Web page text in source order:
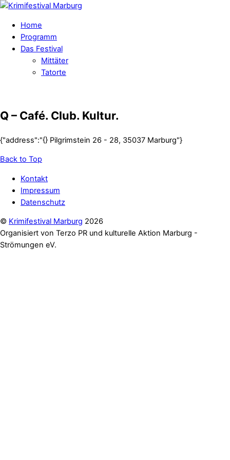
Home
Programm
Das Festival
Mittäter
Tatorte
Q – Café. Club. Kultur.
{"address":"{} Pilgrimstein 26 - 28, 35037 Marburg"}
Back to Top
Kontakt
Impressum
Datenschutz
© Krimifestival Marburg 2026
Organisiert von Terzo PR und kulturelle Aktion Marburg -
Strömungen eV.